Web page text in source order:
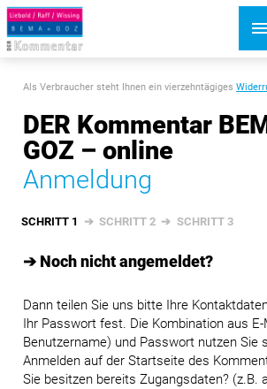
Als Verbraucher steht Ihnen ein vierzehntägiges
DER Kommentar
GOZ – online
Anmeldung
SCHRITT 1 ➔ SCHRITT 2 ➔ SCHRITT 3
➔ Noch nicht angemeldet?
Dann teilen Sie uns bitte Ihre
Ihr Passwort fest. Die Kombination aus E-
Benutzername) und Passwort nutzen Sie
Anmelden auf der Startseite des
Sie besitzen bereits Zugangsdaten? (z.B.